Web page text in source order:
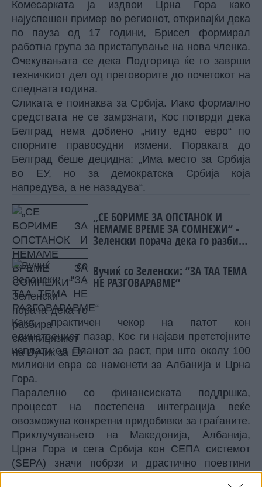
Комесарката ја издвои Црна Гора како
најуспешен пример во регионот, откривајќи дека
по пауза од 17 години, Брисел формирал
работна група за пристапување на нова членка.
Очекувањата се дека Подгорица ќе го заврши
техничкиот дел од преговорите до почетокот на
следната година.
Сликата е поинаква за Србија. Иако формално
средствата не се замрзнати, Кос потврди дека
Белград нема добиено „ниту едно евро“ по
спорните правосудни измени. Пораката до
Белград беше децидна: „Има место за Србија
во ЕУ, но за демократска Србија која
напредува, а не назадува“.
„СЕ БОРИМЕ ЗА ОПСТАНОК И
НЕМАМЕ ВРЕМЕ ЗА СОМНЕЖИ“ -
Зеленски порача дека го разбира
Вучиќ со Зеленски: “ЗА ТАА ТЕМА
НЕ РАЗГОВАРАВМЕ“
Како практичен чекор на патот кон
единствениот пазар, Кос ги најави претстојните
исплати од Планот за раст, при што околу 100
милиони евра се наменети за Албанија и Црна
Гора.
Паралелно со финансиската поддршка,
процесот на постепена интеграција веќе
овозможува конкретни придобивки за граѓаните.
Приклучувањето на Македонија, Албанија,
Црна Гора и сега Србија кон СЕПА системот
(SEPA) значи побрзи и драстично поевтини
трансакции во евра, што е еден од првите